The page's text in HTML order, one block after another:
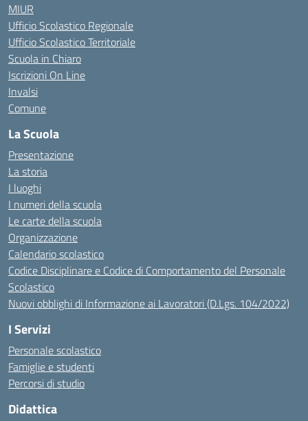
MIUR
Ufficio Scolastico Regionale
Ufficio Scolastico Territoriale
Scuola in Chiaro
Iscrizioni On Line
Invalsi
Comune
La Scuola
Presentazione
La storia
I luoghi
I numeri della scuola
Le carte della scuola
Organizzazione
Calendario scolastico
Codice Disciplinare e Codice di Comportamento del Personale
Scolastico
Nuovi obblighi di Informazione ai Lavoratori (D.Lgs. 104/2022)
I Servizi
Personale scolastico
Famiglie e studenti
Percorsi di studio
Didattica